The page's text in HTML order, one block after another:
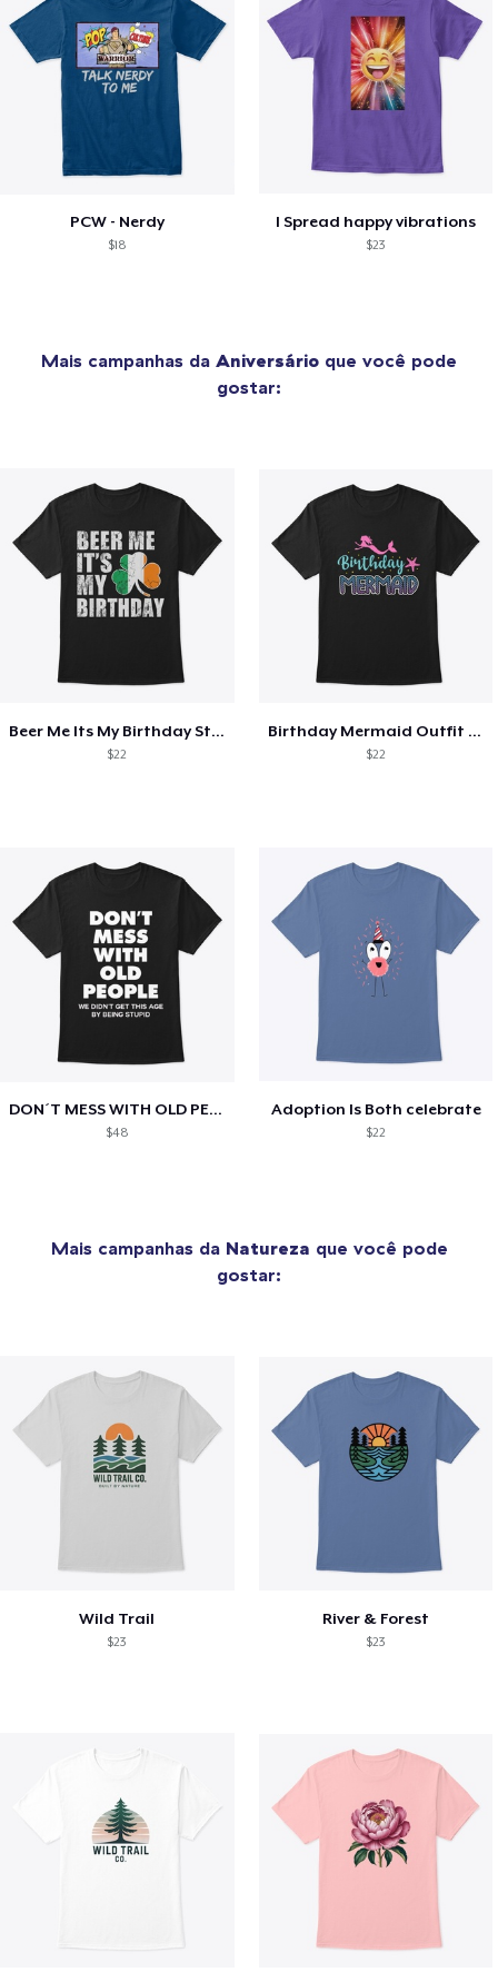
PCW - Nerdy
$18
I Spread happy vibrations
$23
Mais campanhas da Aniversário que você pode
gostar:
Beer Me Its My Birthday St Patricks Day
$22
Birthday Mermaid Outfit Costume
$22
DON´T MESS WITH OLD PEOPLE
$48
Adoption Is Both celebrate
$22
Mais campanhas da Natureza que você pode
gostar:
Wild Trail
$23
River & Forest
$23